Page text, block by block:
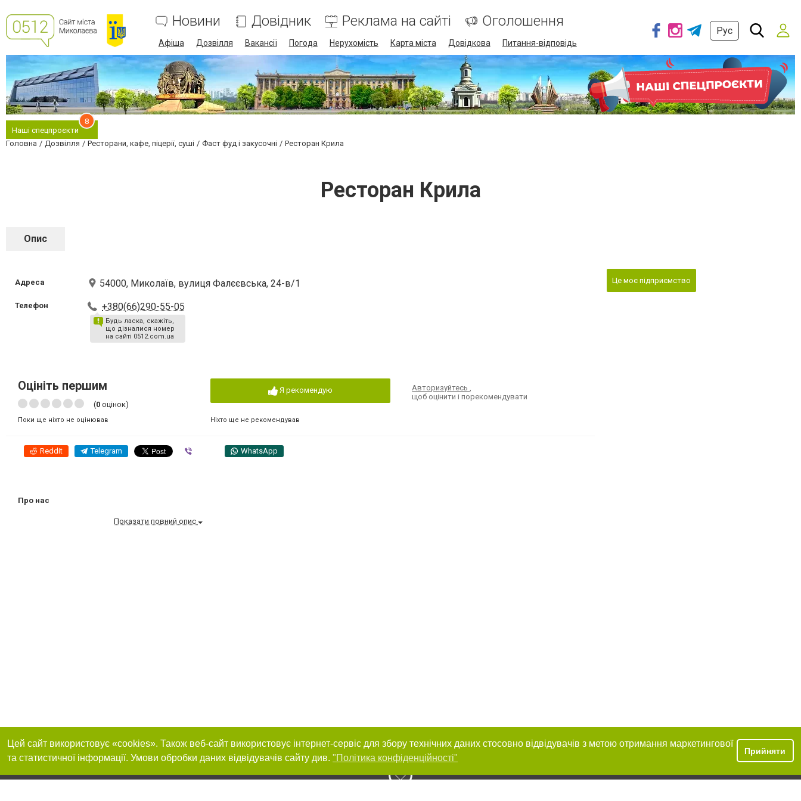
Новини Довідник Реклама на сайті Оголошення
Афіша Дозвілля Вакансії Погода Нерухомість Карта міста Довідкова Питання-відповідь
Рус
Наші спецпроєкти
8
Головна Дозвілля Ресторани, кафе, піцерії, суші Фаст фуд і закусочні Ресторан Крила
Ресторан Крила
Опис
Адреса 54000, Миколаїв, вулиця Фалєєвська, 24-в/1
Телефон +380(66)290-55-05
Будь ласка, скажіть,
що дізналися номер
на сайті 0512.com.ua
Оцініть першим
(0 оцінок)
Поки ще ніхто не оцінював
Я рекомендую
Ніхто ще не рекомендував
Авторизуйтесь,
щоб оцінити і порекомендувати
Reddit Telegram WhatsApp
Про нас
Показати повний опис
Це моє підприємство
Цей сайт використовує «cookies». Також веб-сайт використовує інтернет-сервіс для збору технічних даних стосовно відвідувачів з метою отримання маркетингової
та статистичної інформації. Умови обробки даних відвідувачів сайту див. "Політика конфіденційності"
Прийняти